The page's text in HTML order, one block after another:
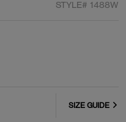
STYLE# 1488W
SIZE GUIDE